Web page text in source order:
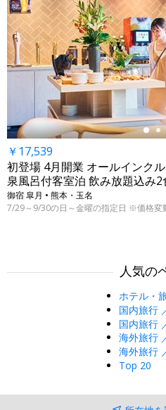
←
￥17,539
初登場 4月開業 オールインク
泉風呂付客室泊 飲み放題込み2
御宿 皐月 • 熊本・玉名
7/29～9/30の日～金曜の指定日 ※価格変
人気の
ホテル・
国内旅行
国内旅行
海外旅行
海外旅行
Top 20